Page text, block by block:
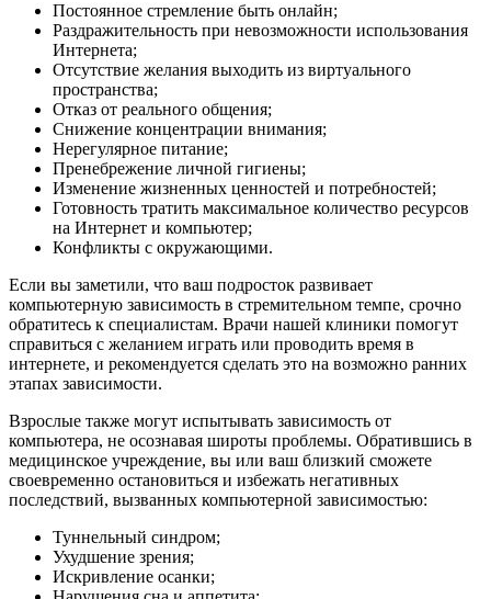
Постоянное стремление быть онлайн;
Раздражительность при невозможности использования
Интернета;
Отсутствие желания выходить из виртуального
пространства;
Отказ от реального общения;
Снижение концентрации внимания;
Нерегулярное питание;
Пренебрежение личной гигиены;
Изменение жизненных ценностей и потребностей;
Готовность тратить максимальное количество ресурсов
на Интернет и компьютер;
Конфликты с окружающими.
Если вы заметили, что ваш подросток развивает
компьютерную зависимость в стремительном темпе, срочно
обратитесь к специалистам. Врачи нашей клиники помогут
справиться с желанием играть или проводить время в
интернете, и рекомендуется сделать это на возможно ранних
этапах зависимости.
Взрослые также могут испытывать зависимость от
компьютера, не осознавая широты проблемы. Обратившись в
медицинское учреждение, вы или ваш близкий сможете
своевременно остановиться и избежать негативных
последствий, вызванных компьютерной зависимостью:
Туннельный синдром;
Ухудшение зрения;
Искривление осанки;